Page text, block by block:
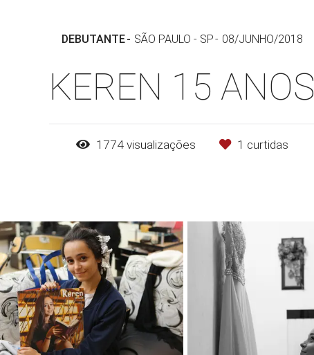
DEBUTANTE SÃO PAULO - SP 08/JUNHO/2018
KEREN 15 ANOS
1774visualizações 1 curtidas